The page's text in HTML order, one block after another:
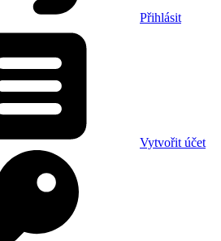
Přihlásit
Vytvořit účet